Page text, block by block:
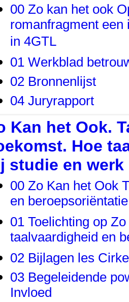
00 Zo kan het ook
romanfragment
in 4GTL
01 Werkblad
02 Bronnenlijst
04 Juryrapport
Kan het Ook.
Hoe
studie en werk
00 Zo Kan het Ook
en beroepsoriëntatie
01 Toelichting op
taalvaardigheid en
02 Bijlagen les
03 Begeleidende
Invloed